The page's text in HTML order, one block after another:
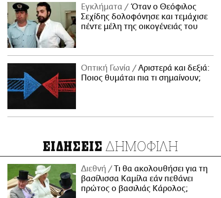
Εγκλήματα
Όταν ο Θεόφιλος
Σεχίδης δολοφόνησε και τεμάχισε
πέντε μέλη της οικογένειάς του
Οπτική Γωνία
Αριστερά και δεξιά:
Ποιος θυμάται πια τι σημαίνουν;
ΕΙΔΗΣΕΙΣ ΔΗΜΟΦΙΛΗ
Διεθνή
Τι θα ακολουθήσει για τη
βασίλισσα Καμίλα εάν πεθάνει
πρώτος ο βασιλιάς Κάρολος;